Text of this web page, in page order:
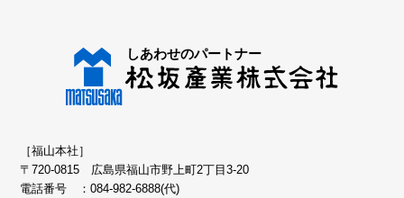
［福山本社］
〒720-0815 広島県福山市野上町2丁目3-20
電話番号 ：084-982-6888(代)